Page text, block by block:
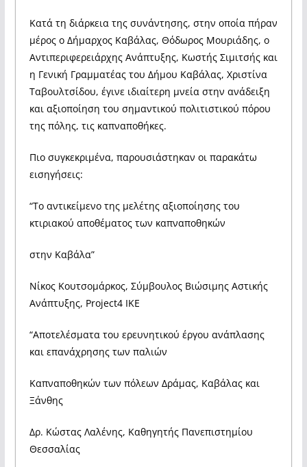
Κατά τη διάρκεια της συνάντησης, στην οποία πήραν
μέρος ο Δήμαρχος Καβάλας, Θόδωρος Μουριάδης, ο
Αντιπεριφερειάρχης Ανάπτυξης, Κωστής Σιμιτσής και
η Γενική Γραμματέας του Δήμου Καβάλας, Χριστίνα
Ταβουλτσίδου, έγινε ιδιαίτερη μνεία στην ανάδειξη
και αξιοποίηση του σημαντικού πολιτιστικού πόρου
της πόλης, τις καπναποθήκες.
Πιο συγκεκριμένα, παρουσιάστηκαν οι παρακάτω
εισηγήσεις:
“Το αντικείμενο της μελέτης αξιοποίησης του
κτιριακού αποθέματος των καπναποθηκών
στην Καβάλα”
️Νίκος Κουτσομάρκος, Σύμβουλος Βιώσιμης Αστικής
Ανάπτυξης, Project4 ΙΚΕ️️
“Αποτελέσματα του ερευνητικού έργου ανάπλασης
και επανάχρησης των παλιών
Καπναποθηκών των πόλεων Δράμας, Καβάλας και
Ξάνθης
️Δρ. Κώστας Λαλένης, Καθηγητής Πανεπιστημίου
Θεσσαλίας